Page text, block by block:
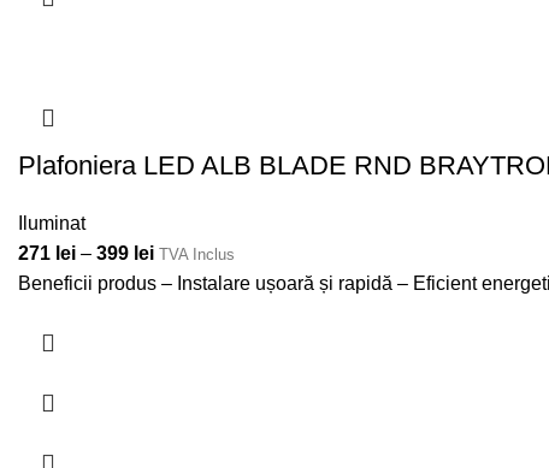
Plafoniera LED ALB BLADE RND
Iluminat
271 lei – 399 lei TVA Inclus
Beneficii produs – Instalare ușoară și rapidă – Eficient